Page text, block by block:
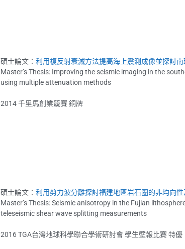
碩士論文： 利用複反射衰減方法提高海上震測成像並探討
Master’s Thesis: Improving the seismic imaging in the
using multiple attenuation methods
2014 千里馬創業競賽 銅牌
碩士論文： 利用剪力波分離探討福建地區岩石圈的非均向
Master’s Thesis: Seismic anisotropy in the Fujian
teleseismic shear wave splitting measurements
2016 TGA台灣地球科學聯合學術研討會 學生壁報比賽 特優